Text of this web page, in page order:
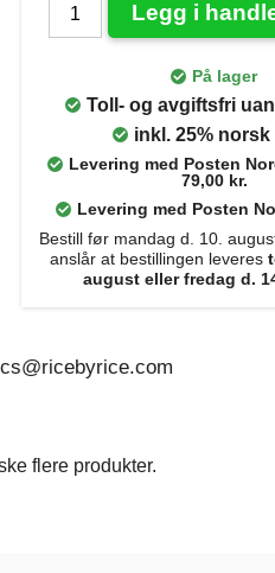
Legg i
På lager
Toll- og avgiftsfri
inkl. 25% norsk
Levering med Posten
79,00 kr.
Levering med Posten
Bestill før mandag d. 10.
anslår at bestillingen leveres
august eller fredag d.
flere produkter.